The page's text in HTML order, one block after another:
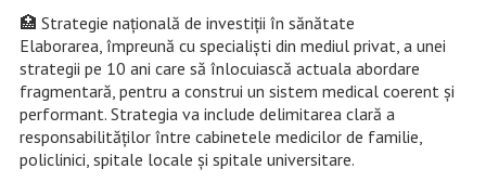
🏥 Strategie națională de investiții în sănătate
Elaborarea, împreună cu specialiști din mediul privat, a unei
strategii pe 10 ani care să înlocuiască actuala abordare
fragmentară, pentru a construi un sistem medical coerent și
performant. Strategia va include delimitarea clară a
responsabilităților între cabinetele medicilor de familie,
policlinici, spitale locale și spitale universitare.